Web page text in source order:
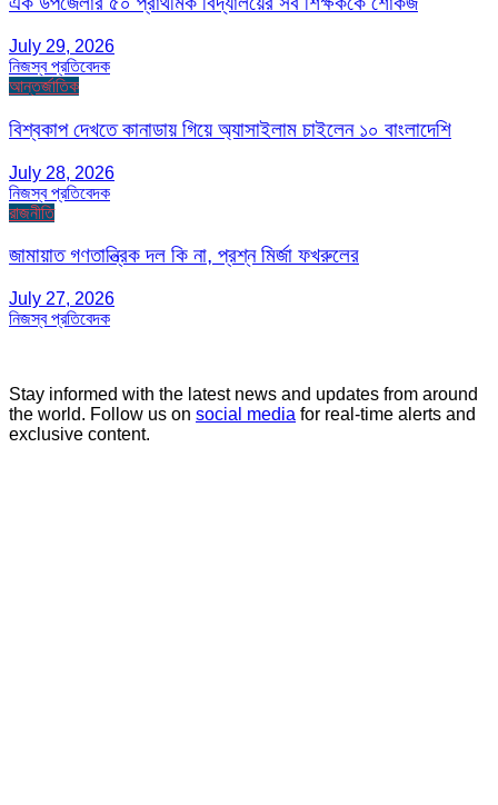
July 29, 2026
নিজস্ব প্রতিবেদক
আন্তর্জাতিক
বিশ্বকাপ দেখতে কানাডায় গিয়ে অ্যাসাইলাম চাইলেন ১০ বাংলাদেশি
July 28, 2026
নিজস্ব প্রতিবেদক
রাজনীতি
জামায়াত গণতান্ত্রিক দল কি না, প্রশ্ন মির্জা ফখরুলের
July 27, 2026
নিজস্ব প্রতিবেদক
Stay informed with the latest news and updates from around
the world. Follow us on social media for real-time alerts and
exclusive content.